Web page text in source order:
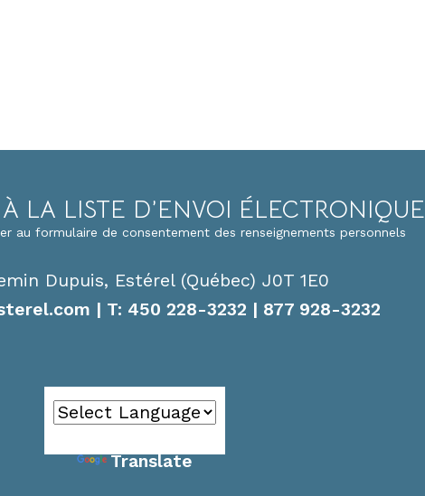
LA LISTE D’ENVOI ÉLECTRONIQUE
au formulaire de consentement des renseignements personnels
Dupuis, Estérel (Québec) J0T 1E0
| T: 450 228-3232 | 877 928-3232
Translate